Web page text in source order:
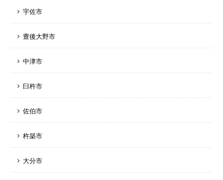
宇佐市
豊後大野市
中津市
臼杵市
佐伯市
杵築市
大分市